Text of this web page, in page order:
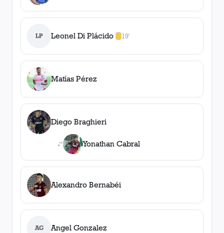
LP Leonel Di Plácido 19'
1amarilla
Matías Pérez
Diego Braghieri
Yonathan Cabral
Alexandro Bernabéi
AG Angel Gonzalez